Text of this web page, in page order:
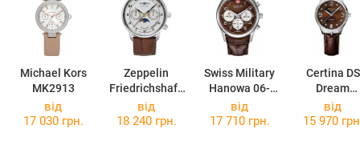
Michael Kors
MK2913
Zeppelin
Friedrichshafe
n 8537-1
Swiss Military
Hanowa 06-
6278.04.005
Certina DS
Dream
96.00
від
17 030 грн.
від
18 240 грн.
від
17 710 грн.
від
15 970